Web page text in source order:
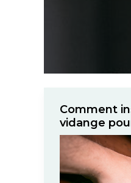
Comment
vidange